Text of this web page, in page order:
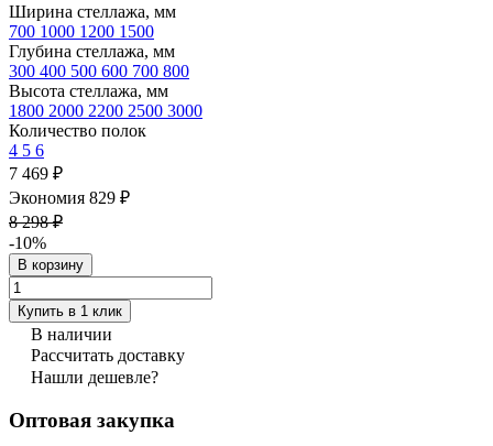
Ширина стеллажа, мм
700 1000 1200 1500
Глубина стеллажа, мм
300 400 500 600 700 800
Высота стеллажа, мм
1800 2000 2200 2500 3000
Количество полок
4 5 6
7 469 ₽
Экономия 829 ₽
8 298 ₽
-10%
В корзину
Купить в 1 клик
В наличии
Рассчитать доставку
Нашли дешевле?
Оптовая закупка